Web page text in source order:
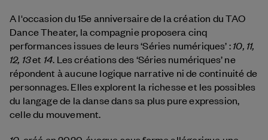
A l'occasion du 15e anniversaire de la création du TAO
Dance Theater, la compagnie proposera cinq
performances issues de leurs ‘Séries numériques’ : 10, 11,
12, 13et 14 . Les créations des ‘Séries numériques’ ne
répondent à aucune logique narrative ni de continuité de
personnages. Elles explorent la richesse et les possibles
du langage de la danse dans sa plus pure expression,
celle du mouvement.